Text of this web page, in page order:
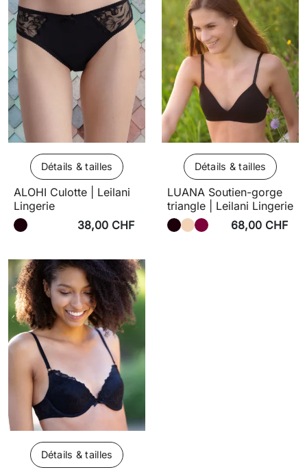
Détails & tailles
ALOHI Culotte | Leilani
Lingerie
38,00 CHF
Détails & tailles
LUANA Soutien-gorge
triangle | Leilani Lingerie
68,00 CHF
Détails & tailles